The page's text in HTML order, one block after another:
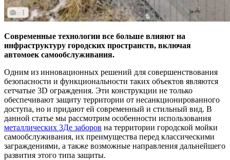
Современные технологии все больше влияют на
инфраструктуру городских пространств, включая
автомоек самообслуживания.
Одним из инновационных решений для совершенствования
безопасности и функциональности таких объектов являются
сетчатые 3D ограждения. Эти конструкции не только
обеспечивают защиту территории от несанкционированного
доступа, но и придают ей современный и стильный вид. В
данной статье мы рассмотрим особенности использования
металлических 3Де заборов на территории городской мойки
самообслуживания, их преимущества перед классическими
заграждениями, а также возможные направления дальнейшего
развития этого типа защиты.